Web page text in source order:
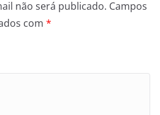
não será publicado. Campos
com *